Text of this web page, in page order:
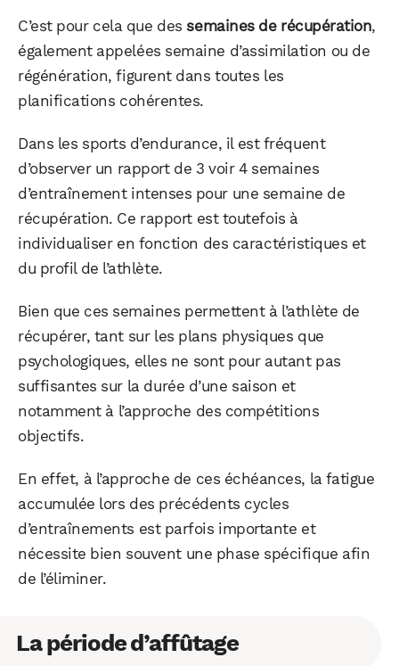
C’est pour cela que des semaines de récupération,
également appelées semaine d’assimilation ou de
régénération, figurent dans toutes les
planifications cohérentes.
Dans les sports d’endurance, il est fréquent
d’observer un rapport de 3 voir 4 semaines
d’entraînement intenses pour une semaine de
récupération. Ce rapport est toutefois à
individualiser en fonction des caractéristiques et
du profil de l’athlète.
Bien que ces semaines permettent à l’athlète de
récupérer, tant sur les plans physiques que
psychologiques, elles ne sont pour autant pas
suffisantes sur la durée d’une saison et
notamment à l’approche des compétitions
objectifs.
En effet, à l’approche de ces échéances, la fatigue
accumulée lors des précédents cycles
d’entraînements est parfois importante et
nécessite bien souvent une phase spécifique afin
de l’éliminer.
La période d’affûtage